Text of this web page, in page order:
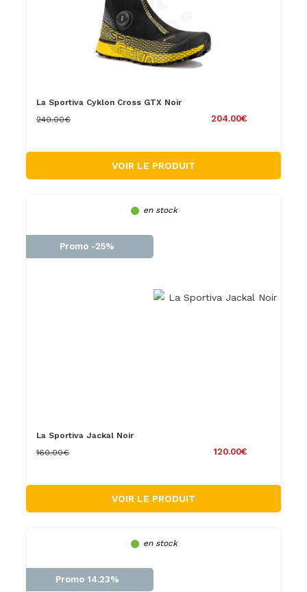
La Sportiva Cyklon Cross GTX Noir
204.00€
240.00€
VOIR LE PRODUIT
en stock
Promo -25%
La Sportiva Jackal Noir
120.00€
160.00€
VOIR LE PRODUIT
en stock
Promo 14.23%